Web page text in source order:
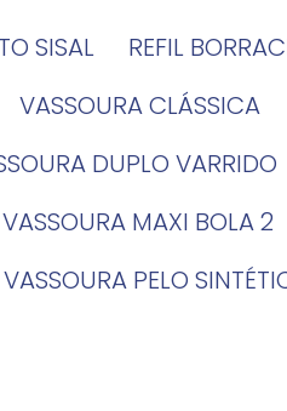
SISAL REFIL
VASSOURA CLÁSSICA
DUPLO VARRIDO
VASSOURA MAXI BOLA 2
VASSOURA PELO